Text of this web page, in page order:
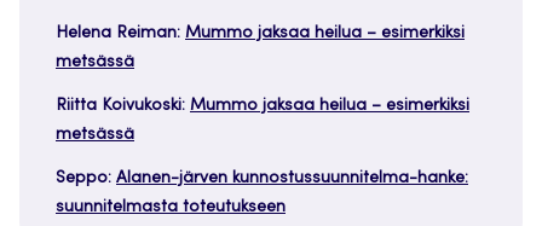
Helena Reiman: Mummo jaksaa heilua – esimerkiksi
metsässä
Riitta Koivukoski: Mummo jaksaa heilua – esimerkiksi
metsässä
Seppo: Alanen-järven kunnostussuunnitelma-hanke:
suunnitelmasta toteutukseen